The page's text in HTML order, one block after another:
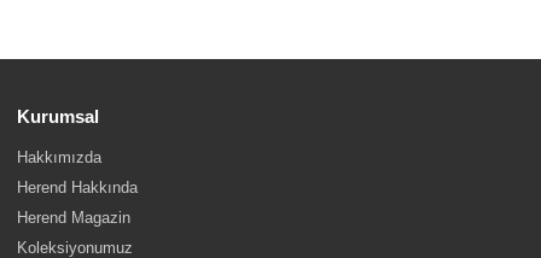
Kurumsal
Hakkımızda
Herend Hakkında
Herend Magazin
Koleksiyonumuz